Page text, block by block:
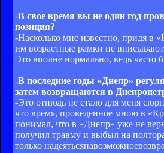
-В свое время вы не один год
позиция?
-Насколько мне известно, придя в
им возрастные рамки не
Это вполне нормально, ведь часто
-В последние годы «Днепр»
затем возвращаются в
-Это отнюдь не стало для меня
что время, проведенное мною в
понимал, что в «Днепр» уже не
получил травму и выбыл на
только